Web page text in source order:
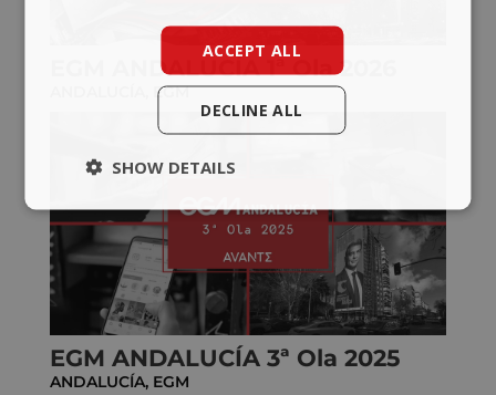
EGM ANDALUCÍA 1ª Ola 2026
EGM
EGM ANDALUCÍA 3ª Ola 2025
ANDALUCÍA, EGM
ACCEPT ALL
DECLINE ALL
SHOW DETAILS